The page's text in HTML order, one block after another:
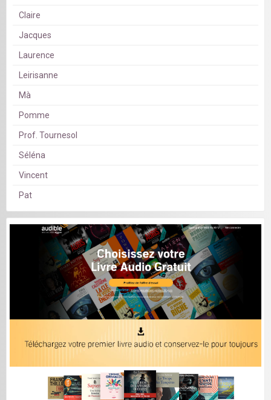
Claire
Jacques
Laurence
Leirisanne
Mà
Pomme
Prof. Tournesol
Séléna
Vincent
Pat